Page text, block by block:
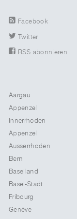
Facebook
Twitter
RSS abonnieren
Aargau
Appenzell
Innerrhoden
Appenzell
Ausserrhoden
Bern
Baselland
Basel-Stadt
Fribourg
Genève